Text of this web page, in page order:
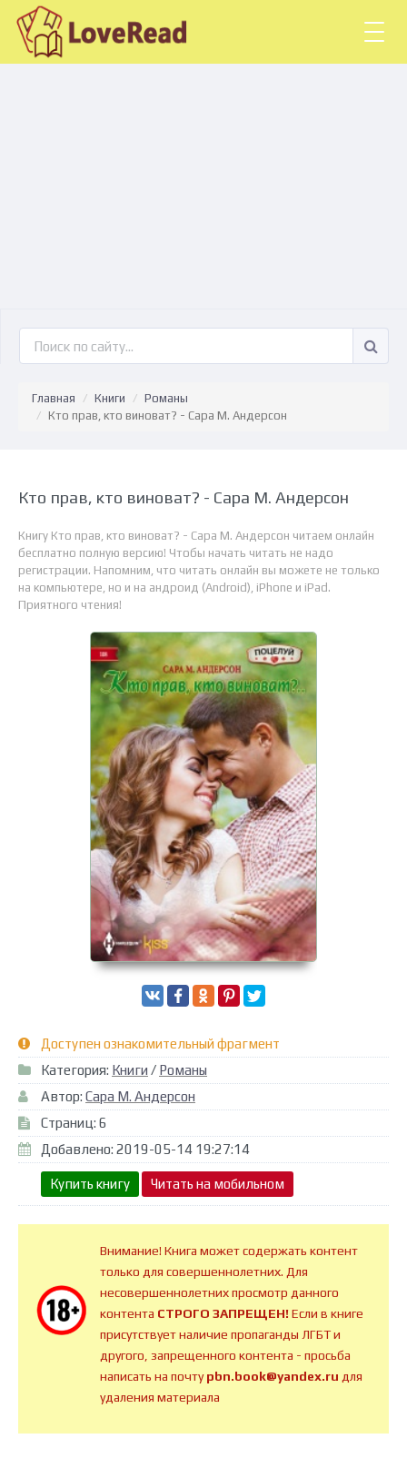
Главная Книги
Романы
Кто прав, кто виноват? - Сара М. Андерсон
Кто прав, кто виноват? - Сара М. Андерсон
Книгу Кто прав, кто виноват? - Сара М. Андерсон читаем онлайн
бесплатно полную версию! Чтобы начать читать не надо
регистрации. Напомним, что читать онлайн вы можете не только
на компьютере, но и на андроид (Android), iPhone и iPad.
Приятного чтения!
Доступен ознакомительный фрагмент
Категория: Книги / Романы
Автор: Сара М. Андерсон
Страниц: 6
Добавлено: 2019-05-14 19:27:14
Купить книгу Читать на мобильном
Внимание! Книга может содержать контент
только для совершеннолетних. Для
несовершеннолетних просмотр данного
контента СТРОГО ЗАПРЕЩЕН!Если в книге
присутствует наличие пропаганды ЛГБТ и
другого, запрещенного контента - просьба
написать на почтуpbn.book@yandex.ru для
удаления материала